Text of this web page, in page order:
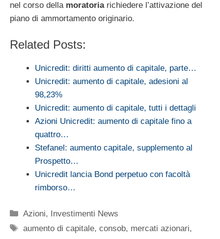
nel corso dellamoratoriarichiedere l’attivazione del
piano di ammortamento originario.
Related Posts:
Unicredit: diritti aumento di capitale, parte…
Unicredit: aumento di capitale, adesioni al
98,23%
Unicredit: aumento di capitale, tutti i dettagli
Azioni Unicredit: aumento di capitale fino a
quattro…
Stefanel: aumento capitale, supplemento al
Prospetto…
Unicredit lancia Bond perpetuo con facoltà
rimborso…
Categorie
Azioni,
Investimenti News
Tag
aumento di capitale,consob, mercati azionari,